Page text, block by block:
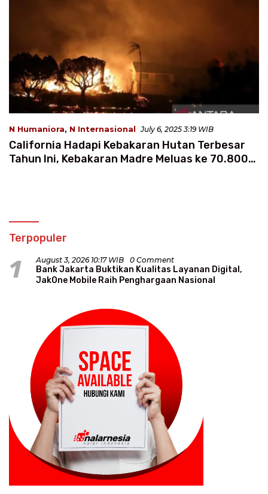
N Humaniora, N Internasional July 6, 2025 3:19 WIB
California Hadapi Kebakaran Hutan Terbesar
Tahun Ini, Kebakaran Madre Meluas ke 70.800
Terpopuler
1 August 3, 2026 10:17 WIB 0 Comment
Bank Jakarta Buktikan Kualitas Layanan Digital,
JakOne Mobile Raih Penghargaan Nasional